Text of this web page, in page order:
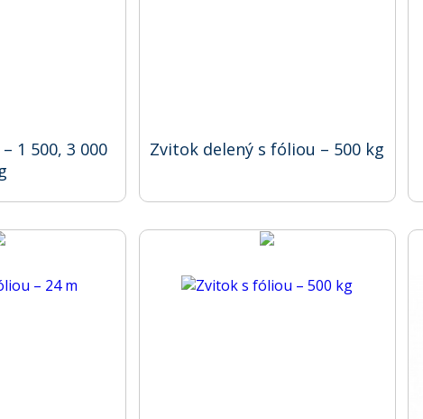
1 500, 3 000
Zvitok delený s fóliou – 500 kg